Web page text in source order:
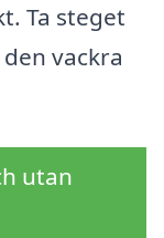
Ta steget
vackra
utan